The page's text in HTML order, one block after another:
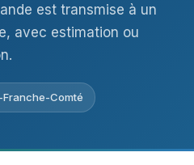
est transmise à un
avec estimation ou
Comté